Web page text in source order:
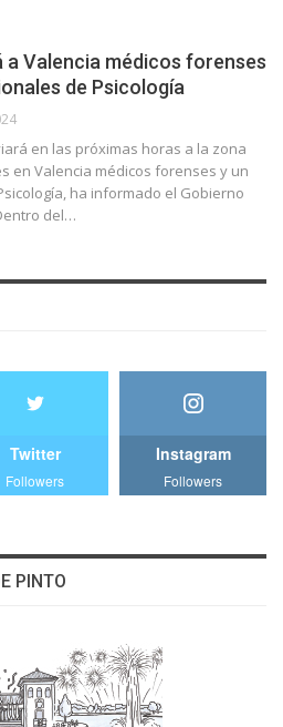
a Valencia médicos forenses
de Psicología
en las próximas horas a la zona
en Valencia médicos forenses y un
ha informado el Gobierno
del…
Twitter
Followers
Instagram
Followers
PINTO